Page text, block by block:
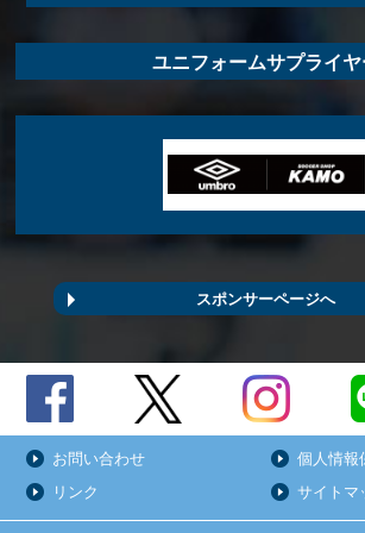
ユニフォームサプライ
スポンサーページへ
お問い合わせ
個人情報
リンク
サイトマ